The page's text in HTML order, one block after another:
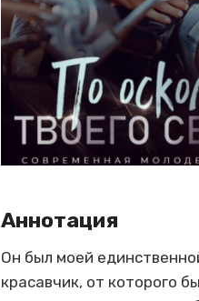
Аннотация
Он был моей
красавчик, от которого